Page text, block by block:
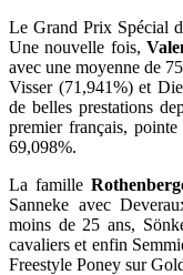
Le Grand Prix Spécial
Une nouvelle fois,
avec une moyenne de
Visser (71,941%) et
de belles prestations
premier français,
69,098%.
La famille
Sanneke avec
moins de 25 ans,
cavaliers et enfin
Freestyle Poney sur